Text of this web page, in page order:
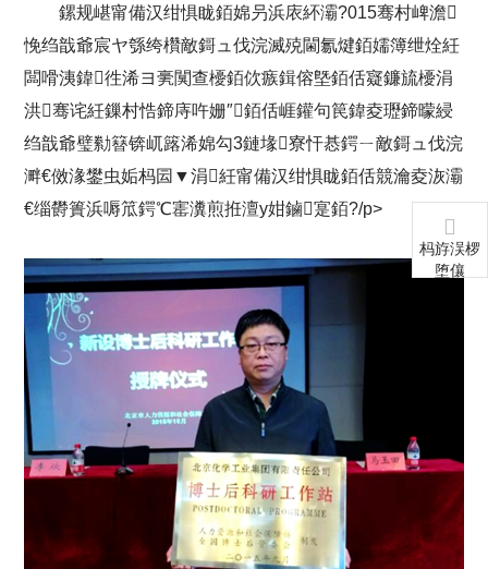
鏍规嵁甯備汉绀惧眬銆婂叧浜庡紑灞?015骞村崥澹
悗绉戠爺宸ヤ綔绔欑敵鎶ュ伐浣滅殑閫氱煡銆嬬簿绁烇紝
闆嗗洟鍏徃浠ヨ亴闃查櫌銆佽瘯鍓傛墍銆佸寲鐮旈櫌涓
洪骞诧紝鏁村悎鍗庤吘姗″銆佸崕鑵句笢鍏夌瓑鍗曚綅
绉戠爺璧勬簮锛屼簬浠婂勾3鏈堟寮忓惎鍔ㄧ敵鎶ュ伐浣
溿€傚湪鐢虫姤杩囩▼涓紝甯備汉绀惧眬銆佸競瀹夌洃灞
€缁欎簣浜嗕笟鍔℃寚瀵煎拰澶у姏鏀寔銆?/p>
杩斿洖椤
堕儴